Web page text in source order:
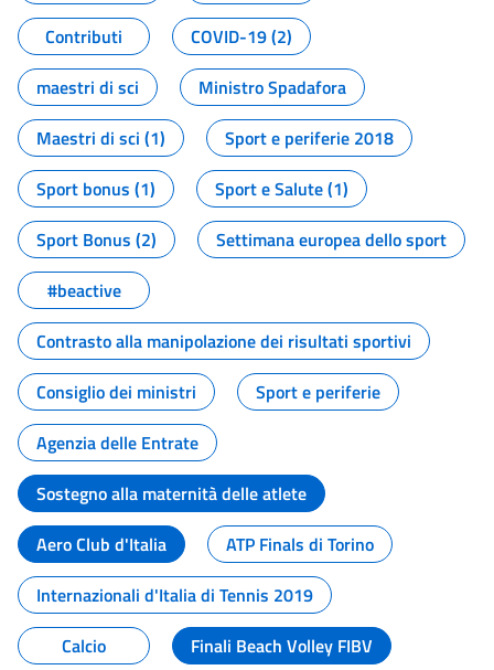
Contributi
COVID-19 (2)
maestri di sci
Ministro Spadafora
Maestri di sci (1)
Sport e periferie 2018
Sport bonus (1)
Sport e Salute (1)
Sport Bonus (2)
Settimana europea dello sport
#beactive
Contrasto alla manipolazione dei risultati sportivi
Consiglio dei ministri
Sport e periferie
Agenzia delle Entrate
Sostegno alla maternità delle atlete
Aero Club d'Italia
ATP Finals di Torino
Internazionali d'Italia di Tennis 2019
Calcio
Finali Beach Volley FIBV